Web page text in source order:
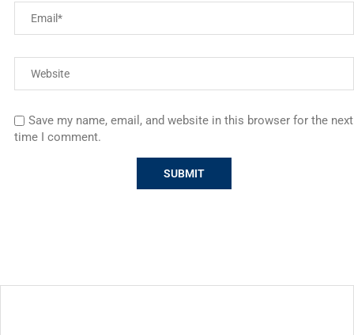
Save my name, email, and website in this browser for the next
time I comment.